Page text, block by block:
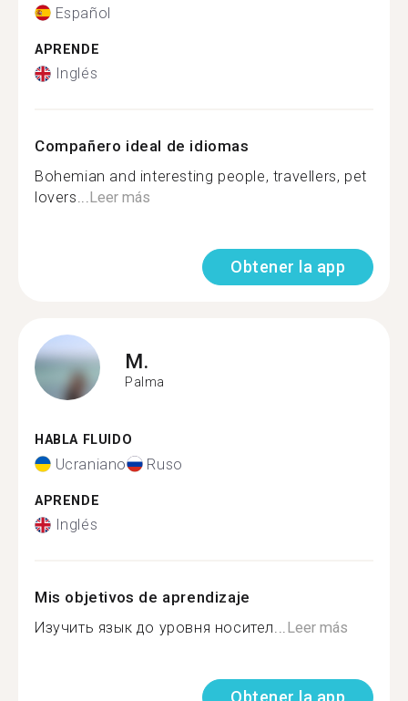
Español
APRENDE
Inglés
Compañero ideal de idiomas
Bohemian and interesting people, travellers, pet
lovers...Leer más
Obtener la app
M.
Palma
HABLA FLUIDO
Ucraniano Ruso
APRENDE
Inglés
Mis objetivos de aprendizaje
Изучить язык до уровня носител...Leer más
Obtener la app